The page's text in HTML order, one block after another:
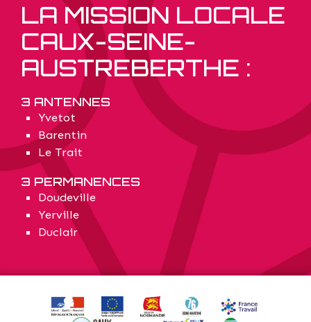
LA MISSION LOCALE
CAUX-SEINE-
AUSTREBERTHE :
3 ANTENNES
Yvetot
Barentin
Le Trait
3 PERMANENCES
Doudeville
Yerville
Duclair